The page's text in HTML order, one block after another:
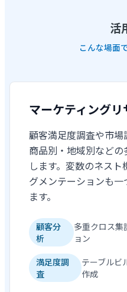
活
こんな場面
マーケティングリ
顧客満足度調査や市場
商品別・地域別など
します。変数のネス
グメンテーションも
ます。
顧客分
析
多重クロス集
ョン
満足度調
査
テーブルビ
作成